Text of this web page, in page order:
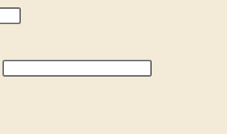
Press
close
Press